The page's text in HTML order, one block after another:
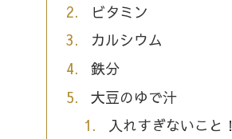
ビタミン
カルシウム
鉄分
大豆のゆで汁
入れすぎないこと！